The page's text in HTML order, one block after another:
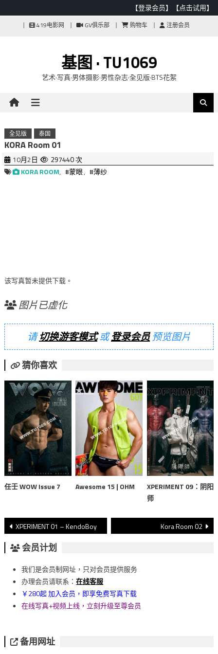
【登录会员】 【点击试用】
419电影网 GV俱乐部 购物车 注册会员
基图 · TU1069
艺术·写真·男体摄影·男性杂志·全见版·BTS花絮
全见版 泰国
KORA Room 01
10月2日
297440 次
KORA ROOM, #蒙眼, #薄纱
该写真暂未提供下载。
图片已虚化
请切换游客模式或登录会员预览图片
猜你喜欢
任壬 WOW Issue 7 Awesome 15 | OHM
XPERIMENT 09：阴阳
师
文
章
導
覽
XPERIMENT 01 – KendoBoy Kora Room 02
会员计划
我们是会员制网址，只对会员提供服务
办理会员请联系： 在线客服
￥280起 加入会员，即享免费写真下载
在线写真+视频上线，立刻升级至尊会员
备用网址